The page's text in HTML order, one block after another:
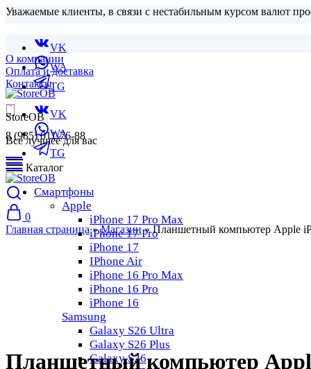
Уважаемые клиенты, в связи с нестабильным курсом валют
VK
WA
TG
8 (985) 011-76-88
О компании
Оплата и доставка
Контакты
VK
WA
TG
StoreOB
Все лучшее для вас
Каталог
Смартфоны
Apple
iPhone 17 Pro Max
iPhone 17 Pro
iPhone 17
IPhone Air
iPhone 16 Pro Max
iPhone 16 Pro
iPhone 16
Samsung
Galaxy S26 Ultra
Galaxy S26 Plus
Galaxy S26
0
Главная страница»Магазин»Планшетный компьютер Apple
Планшетный компьютер